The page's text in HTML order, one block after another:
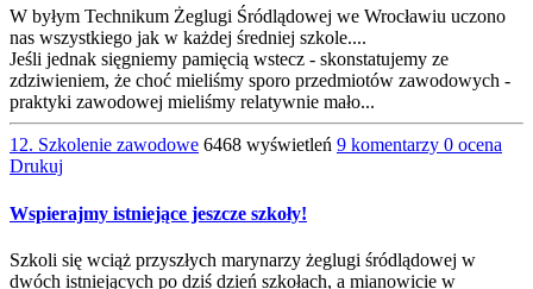
W byłym Technikum Żeglugi Śródlądowej we Wrocławiu uczono
nas wszystkiego jak w każdej średniej szkole....
Jeśli jednak sięgniemy pamięcią wstecz - skonstatujemy ze
zdziwieniem, że choć mieliśmy sporo przedmiotów zawodowych -
praktyki zawodowej mieliśmy relatywnie mało...
12. Szkolenie zawodowe 6468 wyświetleń 9 komentarzy 0 ocena
Drukuj
Wspierajmy istniejące jeszcze szkoły!
Szkoli się wciąż przyszłych marynarzy żeglugi śródlądowej w
dwóch istniejących po dziś dzień szkołach, a mianowicie w